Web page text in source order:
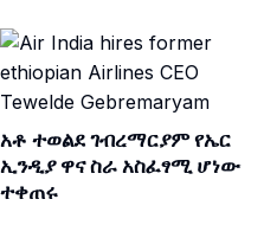
አቶ ተወልደ ገብረማርያም የኤር
ኢንዲያ ዋና ስራ አስፈፃሚ ሆነው
ተቀጠሩ